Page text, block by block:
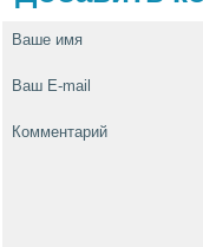
Ваше имя
Ваш E-mail
Комментарий